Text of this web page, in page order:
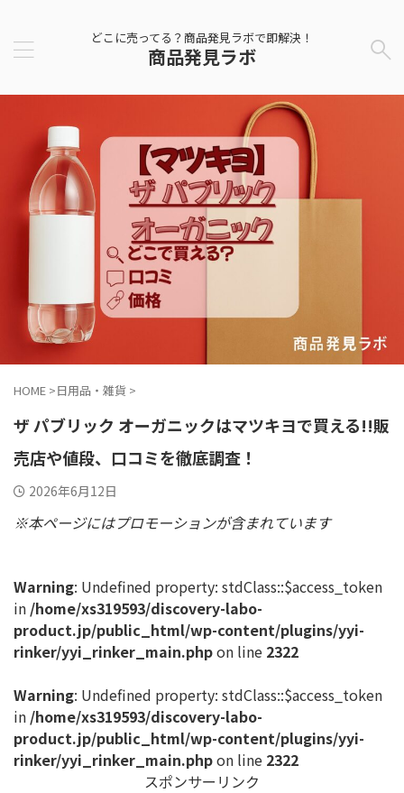
どこに売ってる？商品発見ラボで即解決！
商品発見ラボ
HOME >日用品・雑貨 >
ザ パブリック オーガニックはマツキヨで買える!!販
売店や値段、口コミを徹底調査！
2026年6月12日
※本ページにはプロモーションが含まれています
Warning: Undefined property: stdClass::$access_token
in /home/xs319593/discovery-labo-
product.jp/public_html/wp-content/plugins/yyi-
rinker/yyi_rinker_main.phpon line 2322
Warning: Undefined property: stdClass::$access_token
in /home/xs319593/discovery-labo-
product.jp/public_html/wp-content/plugins/yyi-
rinker/yyi_rinker_main.phpon line 2322
スポンサーリンク